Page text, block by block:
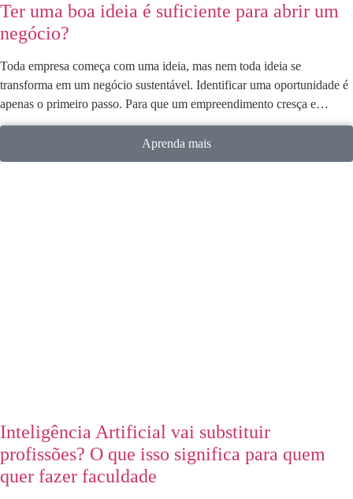
Ter uma boa ideia é suficiente para abrir um
negócio?
Toda empresa começa com uma ideia, mas nem toda ideia se
transforma em um negócio sustentável. Identificar uma oportunidade é
apenas o primeiro passo. Para que um empreendimento cresça e…
Aprenda mais
Inteligência Artificial vai substituir
profissões? O que isso significa para quem
quer fazer faculdade